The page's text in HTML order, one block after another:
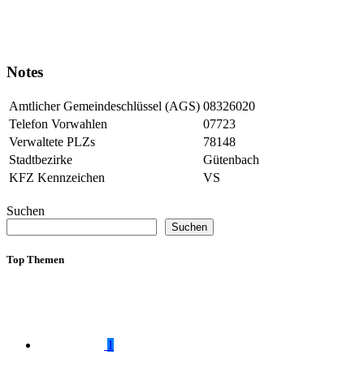
Notes
Amtlicher Gemeindeschlüssel (AGS) 08326020
Telefon Vorwahlen
07723
Verwaltete PLZs
78148
Stadtbezirke
Gütenbach
KFZ Kennzeichen
VS
Suchen
Suchen
Top Themen
1